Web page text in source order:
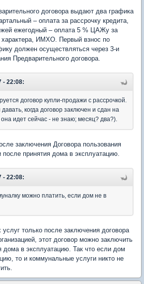
договора выдают два графика
– оплата за рассрочку кредита,
ежегодный – оплата 5 % ЦАЖу за
характера, ИМХО. Первый взнос по
должен осуществляться через 3-и
Предварительного договора.
- 22:08:
договор купли-продажи с рассрочкой.
когда договор заключен и сдан на
она идет сейчас - не знаю; месяц? два?).
заключения Договора пользования
принятия дома в эксплуатацию.
- 22:08:
можно платить, если дом не в
только после заключения договора
этот договор можно заключить
дома в эксплуатацию. Так что если дом
то и коммунальные услуги никто не